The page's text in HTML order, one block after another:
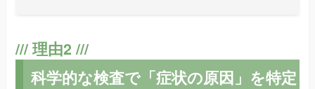
科学的な検査で「症状の原因」を特定